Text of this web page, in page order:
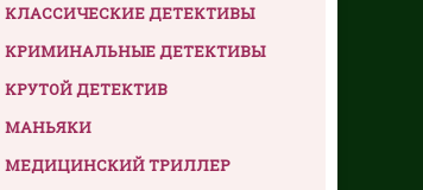
КЛАССИЧЕСКИЕ ДЕТЕКТИВЫ
КРИМИНАЛЬНЫЕ ДЕТЕКТИВЫ
КРУТОЙ ДЕТЕКТИВ
МАНЬЯКИ
МЕДИЦИНСКИЙ ТРИЛЛЕР